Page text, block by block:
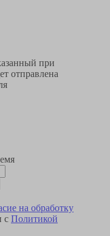
при
отправлена
на обработку
с Политикой